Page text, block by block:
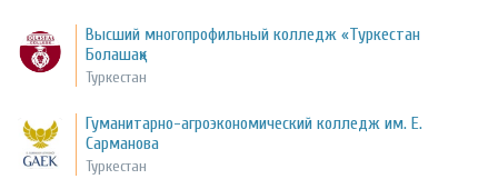
Высший многопрофильный колледж «Туркестан
Болашақ»
Туркестан
Гуманитарно-агроэкономический колледж им. Е.
Сарманова
Туркестан